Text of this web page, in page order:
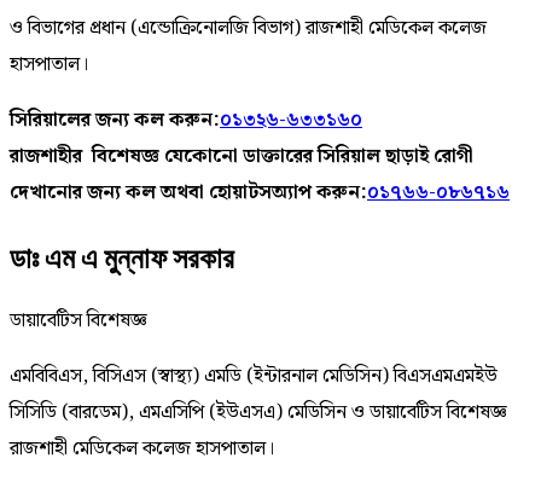
ও বিভাগের প্রধান (এন্ডোক্রিনোলজি বিভাগ) রাজশাহী মেডিকেল কলেজ
হাসপাতাল।
সিরিয়ালের জন্য কল করুন:০১৩২৬-৬৩৩১৬০
রাজশাহীর বিশেষজ্ঞ যেকোনো ডাক্তারের সিরিয়াল ছাড়াই রোগী
দেখানোর জন্য কল অথবা হোয়াটসঅ্যাপ করুন:০১৭৬৬-০৮৬৭১৬
ডাঃ এম এ মুন্নাফ সরকার
ডায়াবেটিস বিশেষজ্ঞ
এমবিবিএস, বিসিএস (স্বাস্থ্য) এমডি (ইন্টারনাল মেডিসিন) বিএসএমএমইউ
সিসিডি (বারডেম), এমএসিপি (ইউএসএ) মেডিসিন ও ডায়াবেটিস বিশেষজ্ঞ
রাজশাহী মেডিকেল কলেজ হাসপাতাল।